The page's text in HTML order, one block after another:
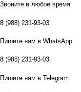
Звоните в любое время
8 (988) 231-93-03
Пишите нам в WhatsApp
8 (988) 231-93-03
Пишите нам в Telegram